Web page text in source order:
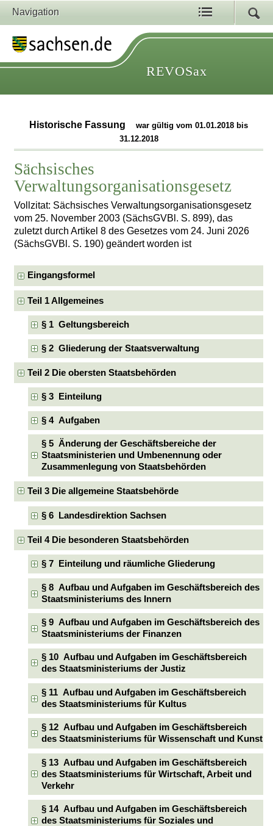
Navigation
REVOSax
Historische Fassung
war gültig vom 01.01.2018 bis
31.12.2018
Sächsisches
Verwaltungsorganisationsgesetz
Vollzitat: Sächsisches Verwaltungsorganisationsgesetz
vom 25. November 2003 (SächsGVBl. S. 899), das
zuletzt durch Artikel 8 des Gesetzes vom 24. Juni 2026
(SächsGVBl. S. 190) geändert worden ist
Eingangsformel
Teil 1 Allgemeines
§ 1 Geltungsbereich
§ 2 Gliederung der Staatsverwaltung
Teil 2 Die obersten Staatsbehörden
§ 3 Einteilung
§ 4 Aufgaben
§ 5 Änderung der Geschäftsbereiche der
Staatsministerien und Umbenennung oder
Zusammenlegung von Staatsbehörden
Teil 3 Die allgemeine Staatsbehörde
§ 6 Landesdirektion Sachsen
Teil 4 Die besonderen Staatsbehörden
§ 7 Einteilung und räumliche Gliederung
§ 8 Aufbau und Aufgaben im Geschäftsbereich des
Staatsministeriums des Innern
§ 9 Aufbau und Aufgaben im Geschäftsbereich des
Staatsministeriums der Finanzen
§ 10 Aufbau und Aufgaben im Geschäftsbereich
des Staatsministeriums der Justiz
§ 11 Aufbau und Aufgaben im Geschäftsbereich
des Staatsministeriums für Kultus
§ 12 Aufbau und Aufgaben im Geschäftsbereich
des Staatsministeriums für Wissenschaft und Kunst
§ 13 Aufbau und Aufgaben im Geschäftsbereich
des Staatsministeriums für Wirtschaft, Arbeit und
Verkehr
§ 14 Aufbau und Aufgaben im Geschäftsbereich
des Staatsministeriums für Soziales und